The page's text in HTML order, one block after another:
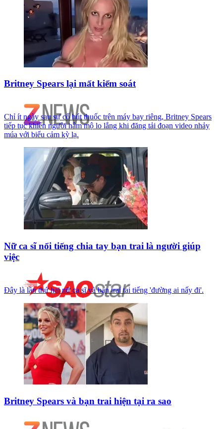
Britney Spears lại mất kiểm soát
Chỉ ít ngày sau sự cố hút thuốc trên máy bay riêng, Britney Spears
tiếp tục khiến người hâm mộ lo lắng khi đăng tải đoạn video nhảy
múa với biểu cảm kỳ lạ.
Nữ ca sĩ nổi tiếng chia tay bạn trai là người giúp
việc
Đây là lần thứ hai nữ ca sĩ và bạn trai tai tiếng 'đường ai nấy đi'.
Britney Spears và bạn trai hiện tại ra sao